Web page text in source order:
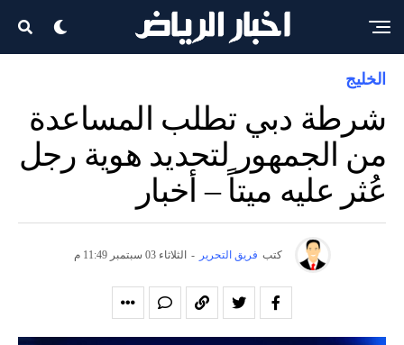
الخليج
شرطة دبي تطلب المساعدة
من الجمهور لتحديد هوية رجل
عُثر عليه ميتاً – أخبار
كتب فريق التحرير - الثلاثاء 03 سبتمبر 11:49 م